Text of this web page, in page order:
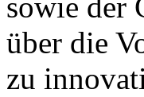
über die
zu